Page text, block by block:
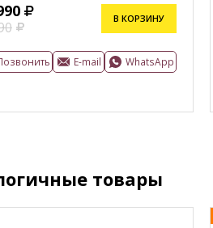
В КОРЗИНУ
E-mail WhatsApp
товары